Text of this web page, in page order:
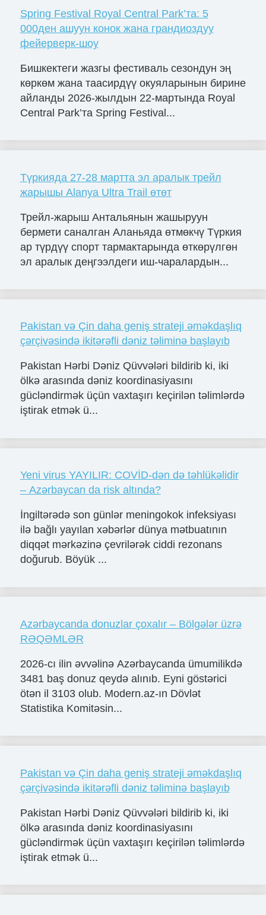
Spring Festival Royal Central Park’та: 5
000ден ашуун конок жана грандиоздуу
фейерверк-шоу
Бишкектеги жазгы фестиваль сезондун эң
көркөм жана таасирдүү окуяларынын бирине
айланды 2026-жылдын 22-мартында Royal
Central Park’та Spring Festival...
Түркияда 27-28 мартта эл аралык трейл
жарышы Alanya Ultra Trail өтөт
Трейл-жарыш Антальянын жашыруун
бермети саналган Аланьяда өтмөкчү Түркия
ар түрдүү спорт тармактарында өткөрүлгөн
эл аралык деңгээлдеги иш-чаралардын...
Pakistan və Çin daha geniş strateji əməkdaşlıq
çərçivəsində ikitərəfli dəniz təliminə başlayıb
Pakistan Hərbi Dəniz Qüvvələri bildirib ki, iki
ölkə arasında dəniz koordinasiyasını
gücləndirmək üçün vaxtaşırı keçirilən təlimlərdə
iştirak etmək ü...
Yeni virus YAYILIR: COVİD-dən də təhlükəlidir
– Azərbaycan da risk altında?
İngiltərədə son günlər meningokok infeksiyası
ilə bağlı yayılan xəbərlər dünya mətbuatının
diqqət mərkəzinə çevrilərək ciddi rezonans
doğurub. Böyük ...
Azərbaycanda donuzlar çoxalır – Bölgələr üzrə
RƏQƏMLƏR
2026-cı ilin əvvəlinə Azərbaycanda ümumilikdə
3481 baş donuz qeydə alınıb. Eyni göstərici
ötən il 3103 olub. Modern.az-ın Dövlət
Statistika Komitəsin...
Pakistan və Çin daha geniş strateji əməkdaşlıq
çərçivəsində ikitərəfli dəniz təliminə başlayıb
Pakistan Hərbi Dəniz Qüvvələri bildirib ki, iki
ölkə arasında dəniz koordinasiyasını
gücləndirmək üçün vaxtaşırı keçirilən təlimlərdə
iştirak etmək ü...